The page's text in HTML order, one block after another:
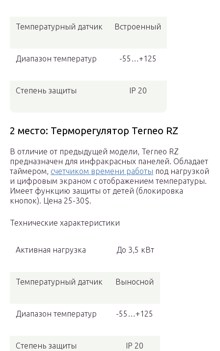
Температурный датчик Встроенный
Диапазон температур -55…+125
Степень защиты IP 20
2 место: Терморегулятор Terneo RZ
В отличие от предыдущей модели, Terneo RZ
предназначен для инфракрасных панелей. Обладает
таймером, счетчиком времени работы под нагрузкой
и цифровым экраном с отображением температуры.
Имеет функцию защиты от детей (блокировка
кнопок). Цена 25-30$.
Технические характеристики
Активная нагрузка До 3,5 кВт
Температурный датчик Выносной
Диапазон температур -55…+125
Степень защиты IP 20